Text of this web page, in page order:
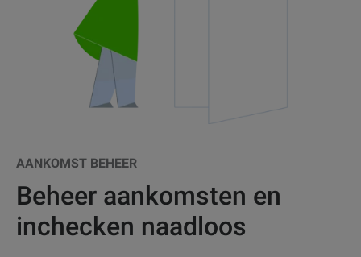
AANKOMST BEHEER
Beheer aankomsten en
inchecken naadloos